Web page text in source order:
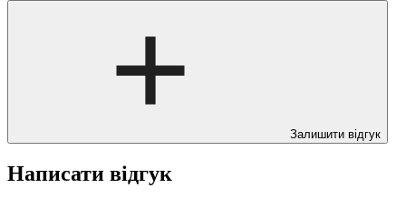
Залишити відгук
Написати відгук